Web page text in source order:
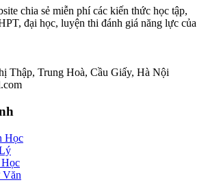
chia sẻ miễn phí các kiến thức học tập,
đại học, luyện thi đánh giá năng lực của
Thập, Trung Hoà, Cầu Giấy, Hà Nội
Học
Văn